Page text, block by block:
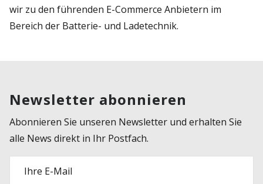
wir zu den führenden E-Commerce Anbietern im
Bereich der Batterie- und Ladetechnik.
Newsletter abonnieren
Abonnieren Sie unseren Newsletter und erhalten Sie
alle News direkt in Ihr Postfach.
Ihre E-Mail